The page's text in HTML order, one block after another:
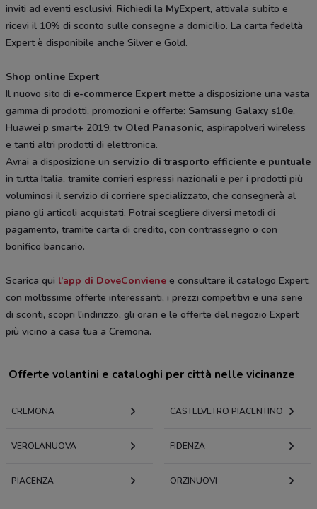
inviti ad eventi esclusivi. Richiedi la MyExpert, attivala subito e
ricevi il 10% di sconto sulle consegne a domicilio. La carta fedeltà
Expert è disponibile anche Silver e Gold.
Shop online Expert
Il nuovo sito di e-commerce Expert mette a disposizione una vasta
gamma di prodotti, promozioni e offerte: Samsung Galaxy s10e,
Huawei p smart+ 2019,tv Oled Panasonic, aspirapolveri wireless
e tanti altri prodotti di elettronica.
Avrai a disposizione un servizio di trasporto efficiente e puntuale
in tutta Italia, tramite corrieri espressi nazionali e per i prodotti più
voluminosi il servizio di corriere specializzato, che consegnerà al
piano gli articoli acquistati. Potrai scegliere diversi metodi di
pagamento, tramite carta di credito, con contrassegno o con
bonifico bancario.
Scarica qui l’app di DoveConviene e consultare il catalogo Expert,
con moltissime offerte interessanti, i prezzi competitivi e una serie
di sconti, scopri l'indirizzo, gli orari e le offerte del negozio Expert
più vicino a casa tua a Cremona.
Offerte volantini e cataloghi per città nelle vicinanze
CREMONA CASTELVETRO PIACENTINO
VEROLANUOVA FIDENZA
PIACENZA ORZINUOVI